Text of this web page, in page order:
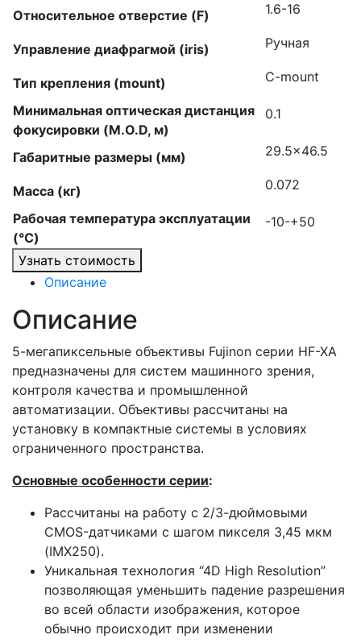
Относительное отверстие (F) 1.6-16
Управление диафрагмой (iris) Ручная
Тип крепления (mount) C-mount
Минимальная оптическая дистанция
фокусировки (M.O.D, м)
0.1
Габаритные размеры (мм) 29.5×46.5
Масса (кг) 0.072
Рабочая температура эксплуатации
(°C)
-10-+50
Узнать стоимость
Описание
Описание
5-мегапиксельные объективы Fujinon серии HF-XA
предназначены для систем машинного зрения,
контроля качества и промышленной
автоматизации. Объективы рассчитаны на
установку в компактные системы в условиях
ограниченного пространства.
Основные особенности серии:
Рассчитаны на работу с 2/3-дюймовыми
CMOS-датчиками с шагом пикселя 3,45 мкм
(IMX250).
Уникальная технология “4D High Resolution”
позволяющая уменьшить падение разрешения
во всей области изображения, которое
обычно происходит при изменении